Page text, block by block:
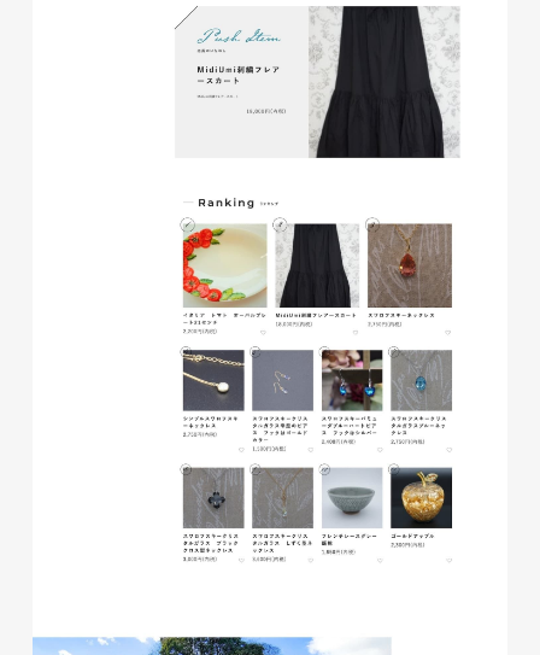
株式会社ベストブラス様 EC
サイト制作
ECサイト
#HTML/CSSコーディング
#レスポンシブWebデザイン
#Shopify